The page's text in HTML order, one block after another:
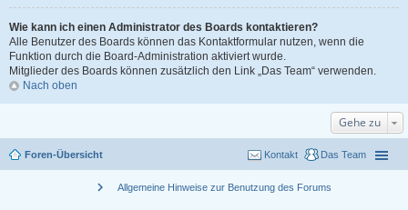
Wie kann ich einen Administrator des Boards kontaktieren?
Alle Benutzer des Boards können das Kontaktformular nutzen, wenn die
Funktion durch die Board-Administration aktiviert wurde.
Mitglieder des Boards können zusätzlich den Link „Das Team“ verwenden.
Nach oben
Gehe zu
Foren-Übersicht Das Team
Kontakt
chevron_right Allgemeine Hinweise zur Benutzung des Forums